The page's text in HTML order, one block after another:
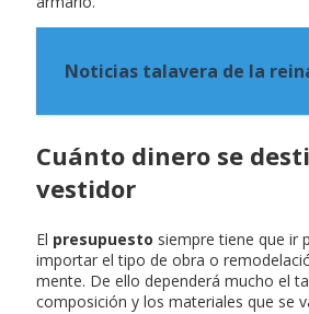
Noticias talavera de la
Cuánto dinero se
vestidor
El presupuesto siempre tiene que ir
importar el tipo de obra o
mente. De ello dependerá mucho el
composición y los materiales que se